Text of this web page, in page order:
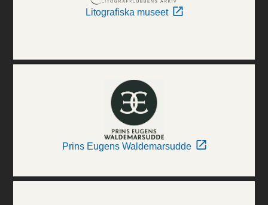
Litografiska museet
Prins Eugens Waldemarsudde